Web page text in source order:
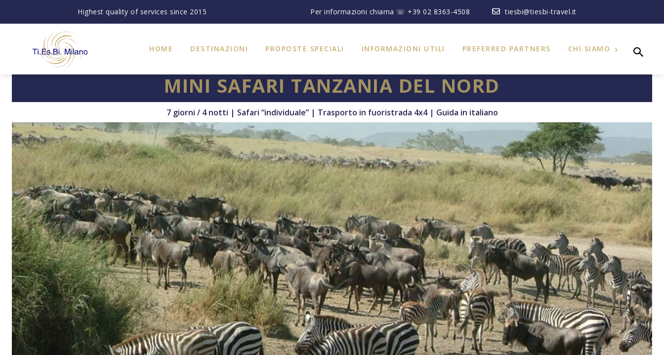
Highest quality of services since 2015 Per informazioni chiama ☏ +39 02 8363-4508 tiesbi@tiesbi-travel.it
HOME DESTINAZIONI PROPOSTE SPECIALI INFORMAZIONI UTILI PREFERRED PARTNERS CHI SIAMO
MINI SAFARI TANZANIA DEL NORD
7 giorni / 4 notti | Safari “individuale” | Trasporto in fuoristrada 4x4 | Guida in italiano